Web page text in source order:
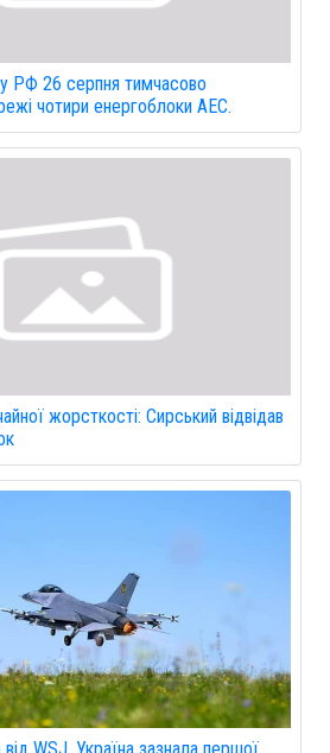
РФ 26 серпня тимчасово
чотири енергоблоки АЕС.
жорсткості: Сирський відвідав